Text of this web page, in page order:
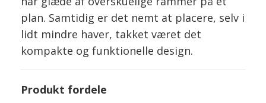
plan. Samtidig er det nemt at placere, selv i
lidt mindre haver, takket været det
kompakte og funktionelle design.
Produkt fordele